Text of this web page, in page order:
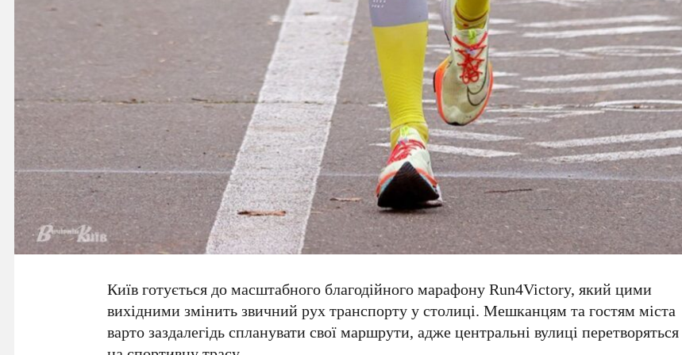
Київ готується до масштабного благодійного марафонуRun4Victory, який цими
вихідними змінить звичний рух транспорту у столиці. Мешканцям та гостям міста
варто заздалегідь спланувати свої маршрути, адже центральні вулиці перетворяться